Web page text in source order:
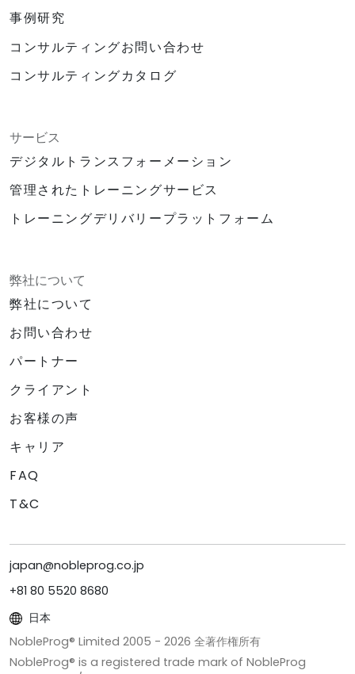
事例研究
コンサルティングお問い合わせ
コンサルティングカタログ
サービス
デジタルトランスフォーメーション
管理されたトレーニングサービス
トレーニングデリバリープラットフォーム
弊社について
弊社について
お問い合わせ
パートナー
クライアント
お客様の声
キャリア
FAQ
T&C
japan@nobleprog.co.jp
+81 80 5520 8680
日本
NobleProg® Limited 2005 - 2026 全著作権所有
NobleProg® is a registered trade mark of NobleProg